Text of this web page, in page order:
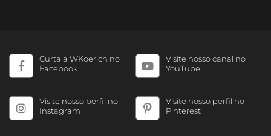
Curta a WKoerich no
Facebook
Visite nosso canal no
YouTube
Visite nosso perfil no
Instagram
Visite nosso perfil no
Pinterest